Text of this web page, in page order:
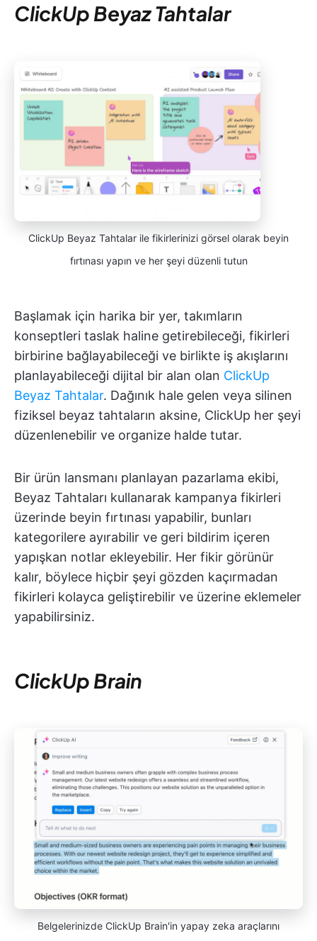
ClickUp Beyaz Tahtalar
ClickUp Beyaz Tahtalar ile fikirlerinizi görsel olarak beyin
fırtınası yapın ve her şeyi düzenli tutun
Başlamak için harika bir yer, takımların
konseptleri taslak haline getirebileceği, fikirleri
birbirine bağlayabileceği ve birlikte iş akışlarını
planlayabileceği dijital bir alan olan ClickUp
Beyaz Tahtalar. Dağınık hale gelen veya silinen
fiziksel beyaz tahtaların aksine, ClickUp her şeyi
düzenlenebilir ve organize halde tutar.
Bir ürün lansmanı planlayan pazarlama ekibi,
Beyaz Tahtaları kullanarak kampanya fikirleri
üzerinde beyin fırtınası yapabilir, bunları
kategorilere ayırabilir ve geri bildirim içeren
yapışkan notlar ekleyebilir. Her fikir görünür
kalır, böylece hiçbir şeyi gözden kaçırmadan
fikirleri kolayca geliştirebilir ve üzerine eklemeler
yapabilirsiniz.
ClickUp Brain
Belgelerinizde ClickUp Brain'in yapay zeka araçlarını